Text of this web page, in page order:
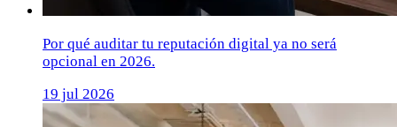
Por qué auditar tu reputación digital ya no será
opcional en 2026.
19 jul 2026